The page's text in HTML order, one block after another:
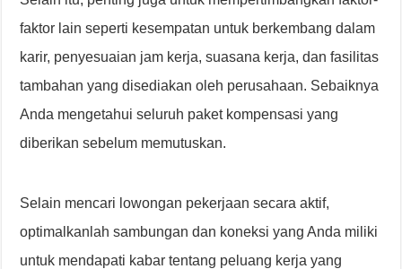
faktor lain seperti kesempatan untuk berkembang dalam
karir, penyesuaian jam kerja, suasana kerja, dan fasilitas
tambahan yang disediakan oleh perusahaan. Sebaiknya
Anda mengetahui seluruh paket kompensasi yang
diberikan sebelum memutuskan.
Selain mencari lowongan pekerjaan secara aktif,
optimalkanlah sambungan dan koneksi yang Anda miliki
untuk mendapati kabar tentang peluang kerja yang